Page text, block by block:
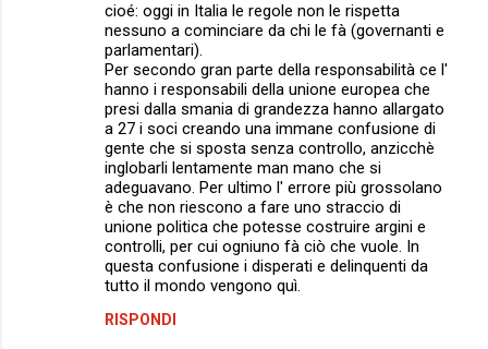
cioé: oggi in Italia le regole non le rispetta
nessuno a cominciare da chi le fà (governanti e
parlamentari).
Per secondo gran parte della responsabilità ce l'
hanno i responsabili della unione europea che
presi dalla smania di grandezza hanno allargato
a 27 i soci creando una immane confusione di
gente che si sposta senza controllo, anzicchè
inglobarli lentamente man mano che si
adeguavano. Per ultimo l' errore più grossolano
è che non riescono a fare uno straccio di
unione politica che potesse costruire argini e
controlli, per cui ogniuno fà ciò che vuole. In
questa confusione i disperati e delinquenti da
tutto il mondo vengono quì.
RISPONDI